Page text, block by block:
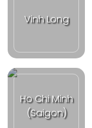
Vinh Long
Ho Chi Minh
(Saigon)